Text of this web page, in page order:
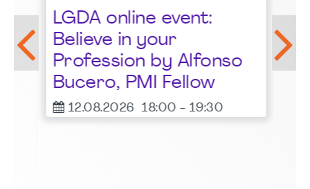
LGDA online event:
Believe in your
Profession by Alfonso
Bucero, PMI Fellow
12.08.2026 18:00 - 19:30